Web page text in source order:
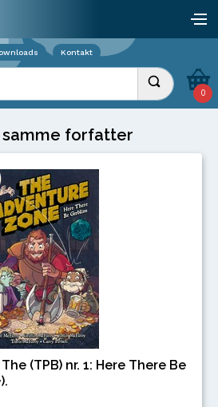
Kontakt
Udfør søgning
0
forfatter
(TPB) nr. 1: Here There Be